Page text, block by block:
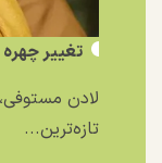
تغییر
لادن
تازه‌ترین...